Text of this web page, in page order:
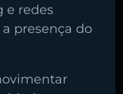
e redes
presença do